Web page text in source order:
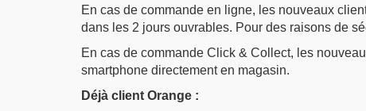
En cas de commande en ligne, les nouveaux
dans les 2 jours ouvrables. Pour des raisons de
En cas de commande Click & Collect, les
smartphone directement en magasin.
Déjà client Orange :